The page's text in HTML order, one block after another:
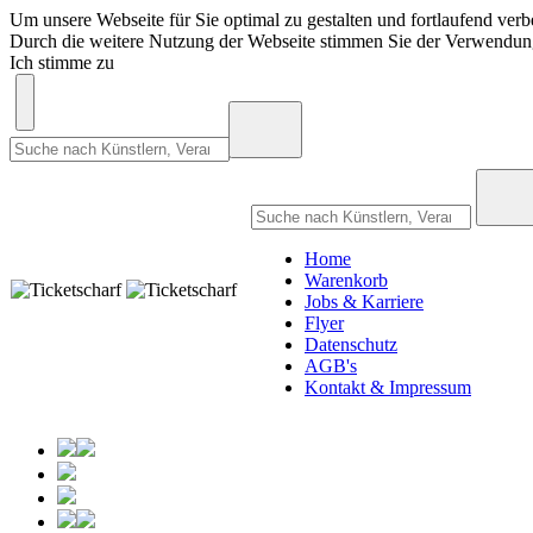
Um unsere Webseite für Sie optimal zu gestalten und fortlaufend
Durch die weitere Nutzung der Webseite stimmen Sie der
Ich stimme zu
Home
Warenkorb
Jobs & Karriere
Flyer
Datenschutz
AGB's
Kontakt & Impressum